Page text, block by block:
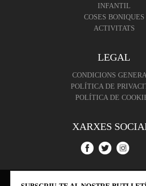
INFANTIL
COSES BONIQUES
ACTIVITATS
LEGAL
CONDICIONS
POLÍTICA DE
POLÍTICA DE
XARXES